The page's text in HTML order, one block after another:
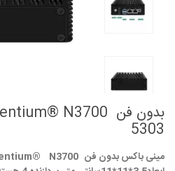
5303
مینی باکس بدون فن Intel® Pentium® N3700 مدل